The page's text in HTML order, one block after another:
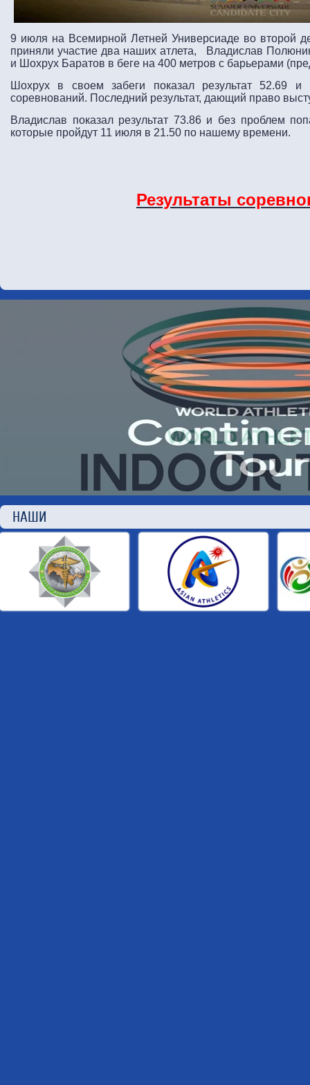
9 июля на Всемирной Летней Универсиаде во второй
приняли участие два наших атлета, Владислав
и Шохрух Баратов в беге на 400 метров с барьерами
Шохрух в своем забеги показал результат 52.69
соревнований. Последний результат, дающий право
Владислав показал результат 73.86 и без проблем
которые пройдут 11 июля в 21.50 по нашему времени.
Результаты
НАШИ